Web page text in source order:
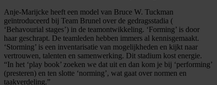
Anje-Marijcke heeft een model van Bruce W. Tuckman
geïntroduceerd bij Team Brunel over de gedragsstadia (
‘Behavourial stages’) in de teamontwikkeling. ‘Forming’ is door
haar geschrapt. De teamleden hebben immers al kennisgemaakt.
‘Storming’ is een inventarisatie van mogelijkheden en kijkt naar
vertrouwen, talenten en samenwerking. Dit stadium kost energie.
“In het ‘play book’ zoeken we dat uit en dan kom je bij ‘performing’
(presteren) en ten slotte ‘norming’, wat gaat over normen en
taakverdeling.”